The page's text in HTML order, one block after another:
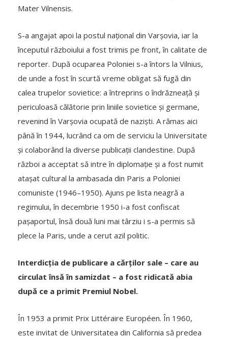
Mater Vilnensis.
S-a angajat apoi la postul național din Varșovia, iar la
începutul războiului a fost trimis pe front, în calitate de
reporter. După ocuparea Poloniei s-a întors la Vilnius,
de unde a fost în scurtă vreme obligat să fugă din
calea trupelor sovietice: a întreprins o îndrăzneață și
periculoasă călătorie prin liniile sovietice și germane,
revenind în Varșovia ocupată de naziști. A rămas aici
până în 1944, lucrând ca om de serviciu la Universitate
și colaborând la diverse publicații clandestine. După
război a acceptat să intre în diplomație și a fost numit
atașat cultural la ambasada din Paris a Poloniei
comuniste (1946–1950). Ajuns pe lista neagră a
regimului, în decembrie 1950 i-a fost confiscat
pașaportul, însă două luni mai târziu i s-a permis să
plece la Paris, unde a cerut azil politic.
Interdicția de publicare a cărților sale – care au
circulat însă în samizdat – a fost ridicată abia
după ce a primit Premiul Nobel.
În 1953 a primit Prix Littéraire Européen. În 1960,
este invitat de Universitatea din California să predea